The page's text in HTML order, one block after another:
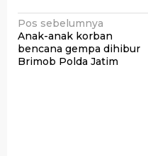
Navigasi
pos
Pos sebelumnya
Anak-anak korban
bencana gempa dihibur
Brimob Polda Jatim